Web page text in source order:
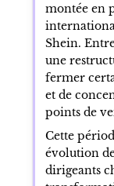
montée en
Shein.
une
fermer
et de
points de
Cette
évolution
dirigeants